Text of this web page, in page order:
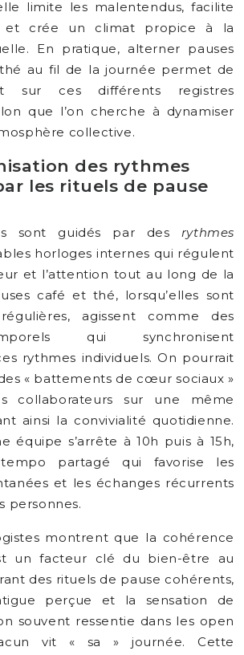
limite les malentendus, facilite
et crée un climat propice à la
En pratique, alterner pauses
au fil de la journée permet de
sur ces différents registres
que l’on cherche à dynamiser
collective.
des rythmes
les rituels de pause
sont guidés par des rythmes
horloges internes qui régulent
et l’attention tout au long de la
café et thé, lorsqu’elles sont
agissent comme des
qui synchronisent
rythmes individuels. On pourrait
« battements de cœur sociaux »
collaborateurs sur une même
ainsi la convivialité quotidienne.
équipe s’arrête à 10h puis à 15h,
partagé qui favorise les
et les échanges récurrents
personnes.
montrent que la cohérence
un facteur clé du bien-être au
des rituels de pause cohérents,
perçue et la sensation de
souvent ressentie dans les open
vit « sa » journée. Cette